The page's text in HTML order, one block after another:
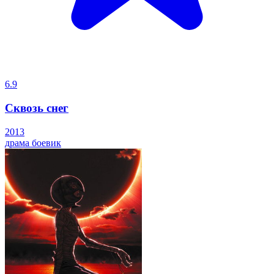
6.9
Сквозь снег
2013
драма боевик